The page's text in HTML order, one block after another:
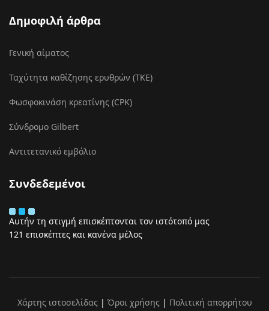
Δημοφιλή άρθρα
Γενική αίματος
Ταχύτητα καθίζησης ερυθρών (ΤΚΕ)
Φωσφοκινάση κρεατίνης (CPK)
Σύνδρομο Gilbert
Αντιτετανικό εμβόλιο
Συνδεδεμένοι
Αυτήν τη στιγμή επισκέπτονται τον ιστότοπό μας
121 επισκέπτες και κανένα μέλος
Χάρτης ιστοσελίδας| Όροι χρήσης| Πολιτική απορρήτου